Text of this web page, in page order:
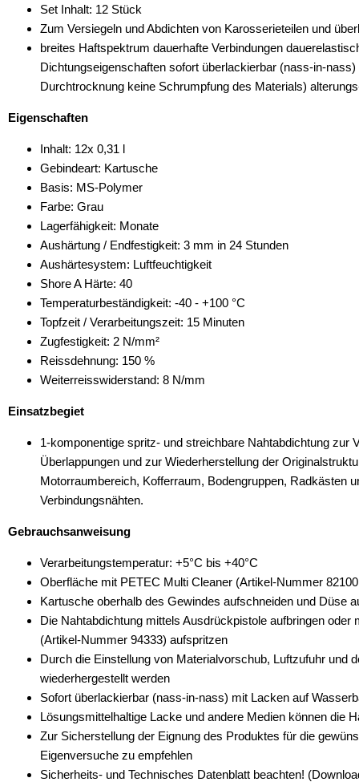
Set Inhalt: 12 Stück
Zum Versiegeln und Abdichten von Karosserieteilen und
breites Haftspektrum dauerhafte Verbindungen
Dichtungseigenschaften sofort überlackierbar (nass-in-
Durchtrocknung keine Schrumpfung des Materials)
Eigenschaften
Inhalt: 12x 0,31 l
Gebindeart: Kartusche
Basis: MS-Polymer
Farbe: Grau
Lagerfähigkeit: Monate
Aushärtung / Endfestigkeit: 3 mm in 24 Stunden
Aushärtesystem: Luftfeuchtigkeit
Shore A Härte: 40
Temperaturbeständigkeit: -40 - +100 °C
Topfzeit / Verarbeitungszeit: 15 Minuten
Zugfestigkeit: 2 N/mm²
Reissdehnung: 150 %
Weiterreisswiderstand: 8 N/mm
Einsatzbegiet
1-komponentige spritz- und streichbare Nahtabdichtung zur
Überlappungen und zur Wiederherstellung der
Motorraumbereich, Kofferraum, Bodengruppen, Radkästen
Verbindungsnähten.
Gebrauchsanweisung
Verarbeitungstemperatur: +5°C bis +40°C
Oberfläche mit PETEC Multi Cleaner (Artikel-Nummer
Kartusche oberhalb des Gewindes aufschneiden und Düse
Die Nahtabdichtung mittels Ausdrückpistole aufbringen oder
(Artikel-Nummer 94333) aufspritzen
Durch die Einstellung von Materialvorschub, Luftzufuhr und
wiederhergestellt werden
Sofort überlackierbar (nass-in-nass) mit Lacken auf
Lösungsmittelhaltige Lacke und andere Medien können die
Zur Sicherstellung der Eignung des Produktes für die
Eigenversuche zu empfehlen
Sicherheits- und Technisches Datenblatt beachten!